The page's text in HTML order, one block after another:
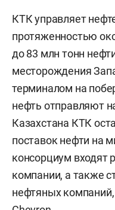
КТК управляет
протяженностью
до 83 млн тонн
месторождения
терминалом на
нефть отправляют
Казахстана КТК
поставок нефти на
консорциум входят
компании, а также
нефтяных